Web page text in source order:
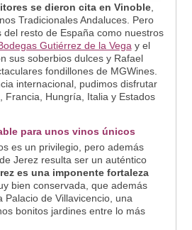
se dieron cita en Vinoble,
Tradicionales Andaluces. Pero
resto de España como nuestros
Gutiérrez de la Vega y el
sus soberbios dulces y Rafael
fondillones de MGWines.
internacional, pudimos disfrutar
Francia, Hungría, Italia y Estados
para unos vinos únicos
es un privilegio, pero además
Jerez resulta ser un auténtico
es una imponente fortaleza
bien conservada, que además
Palacio de Villavicencio, una
bonitos jardines entre lo más